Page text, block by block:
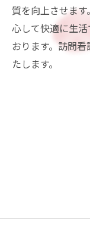
質を向上させま
心して快適に生
おります。訪問
たします。